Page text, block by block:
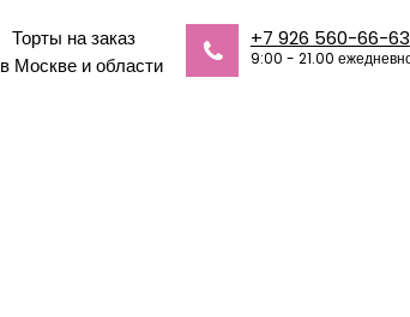
+7 926 560-66-63
9:00 - 21.00
Торты на заказ
в Москве и области